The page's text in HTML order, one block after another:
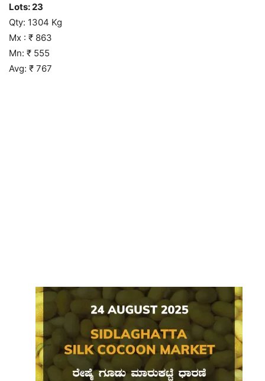
Lots: 23
Qty: 1304 Kg
Mx : ₹ 863
Mn: ₹ 555
Avg: ₹ 767